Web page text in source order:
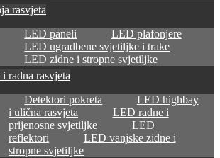
rasvjeta
LED paneli
LED plafonjere
LED ugradbene svjetiljke i trake
LED zidne i stropne svjetiljke
radna rasvjeta
Detektori pokreta
LED highbay
i ulična rasvjeta
LED radne i
prijenosne svjetiljke
LED
reflektori
LED vanjske zidne i
stropne svjetiljke